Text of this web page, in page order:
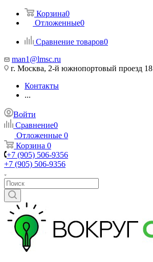
Корзина0
Отложенные0
Сравнение товаров0
man1@lmsc.ru
г. Москва, 2-й южнопортовый проезд 18
Контакты
...
Войти
Сравнение0
Отложенные 0
Корзина 0
+7 (905) 506-9356
+7 (905) 506-9356